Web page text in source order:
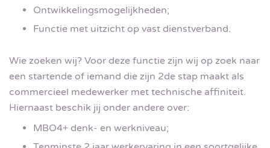
Ontwikkelingsmogelijkheden;
Functie met uitzicht op vast dienstverband.
Wie zoeken wij? Voor deze functie zijn wij op zoek naar
een startende of iemand die zijn 2de stap maakt als
commercieel medewerker met technische affiniteit.
Hiernaast beschik jij onder andere over:
MBO4+ denk- en werkniveau;